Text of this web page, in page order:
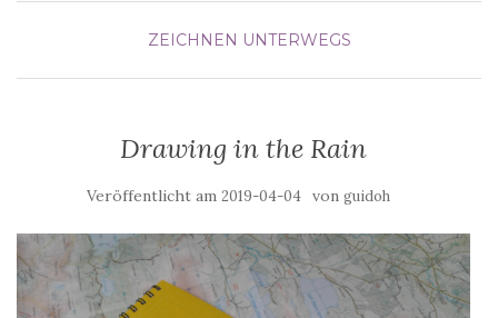
ZEICHNEN UNTERWEGS
Drawing in the Rain
Veröffentlicht am 2019-04-04 von guidoh